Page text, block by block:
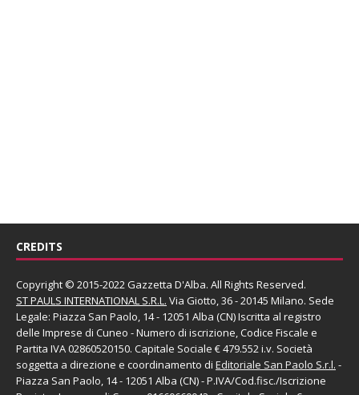
CREDITS
Copyright © 2015-2022 Gazzetta D'Alba. All Rights Reserved.
ST PAULS INTERNATIONAL S.R.L. Via Giotto, 36 - 20145 Milano. Sede
Legale: Piazza San Paolo, 14 - 12051 Alba (CN) Iscritta al registro
delle Imprese di Cuneo - Numero di iscrizione, Codice Fiscale e
Partita IVA 02860520150. Capitale Sociale € 479.552 i.v. Società
soggetta a direzione e coordinamento di Editoriale San Paolo S.r.l. -
Piazza San Paolo, 14 - 12051 Alba (CN) - P.IVA/Cod.fisc./Iscrizione